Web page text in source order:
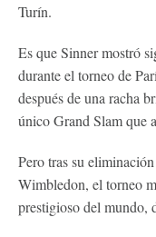
Turín.
Es que Sinner mostró
durante el torneo de
después de una racha
único Grand Slam que
Pero tras su
Wimbledon, el torneo
prestigioso del mundo,